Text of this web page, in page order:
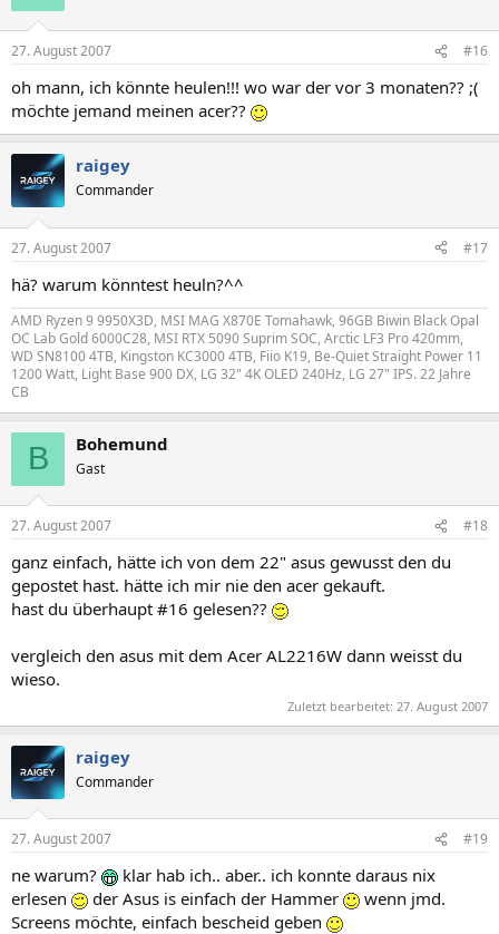
27. August 2007 #16
oh mann, ich könnte heulen!!! wo war der vor 3 monaten?? ;(
möchte jemand meinen acer??
raigey
Commander
27. August 2007 #17
hä? warum könntest heuln?^^
AMD Ryzen 9 9950X3D, MSI MAG X870E Tomahawk, 96GB Biwin Black Opal
OC Lab Gold 6000C28, MSI RTX 5090 Suprim SOC, Arctic LF3 Pro 420mm,
WD SN8100 4TB, Kingston KC3000 4TB, Fiio K19, Be-Quiet Straight Power 11
1200 Watt, Light Base 900 DX, LG 32" 4K OLED 240Hz, LG 27" IPS. 22 Jahre
CB
B Bohemund
Gast
27. August 2007 #18
ganz einfach, hätte ich von dem 22" asus gewusst den du
gepostet hast. hätte ich mir nie den acer gekauft.
hast du überhaupt #16 gelesen??
vergleich den asus mit dem Acer AL2216W dann weisst du
wieso.
Zuletzt bearbeitet: 27. August 2007
raigey
Commander
27. August 2007 #19
ne warum?
klar hab ich.. aber.. ich konnte daraus nix
erlesen
der Asus is einfach der Hammer
wenn jmd.
Screens möchte, einfach bescheid geben